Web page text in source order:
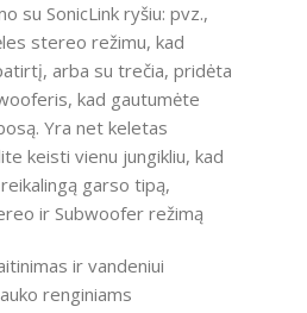
su SonicLink ryšiu: pvz.,
stereo režimu, kad
arba su trečia, pridėta
kad gautumėte
Yra net keletas
keisti vienu jungikliu, kad
garso tipą,
ir Subwoofer režimą
ir vandeniui
renginiams